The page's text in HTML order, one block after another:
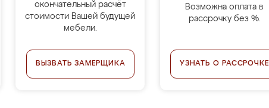
окончательный расчёт
стоимости Вашей будущей
мебели.
ВЫЗВАТЬ ЗАМЕРЩИКА
Возможна оплата в
рассрочку без %.
УЗНАТЬ О РАССРОЧКЕ